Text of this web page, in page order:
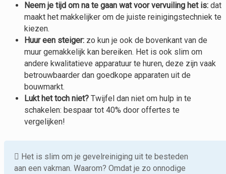
Neem je tijd om na te gaan wat voor vervuiling het is: dat
maakt het makkelijker om de juiste reinigingstechniek te
kiezen.
Huur een steiger: zo kun je ook de bovenkant van de
muur gemakkelijk kan bereiken. Het is ook slim om
andere kwalitatieve apparatuur te huren, deze zijn vaak
betrouwbaarder dan goedkope apparaten uit de
bouwmarkt.
Lukt het toch niet? Twijfel dan niet om hulp in te
schakelen: bespaar tot 40% door offertes te
vergelijken!
Het is slim om je gevelreiniging uit te besteden
aan een vakman. Waarom? Omdat je zo onnodige